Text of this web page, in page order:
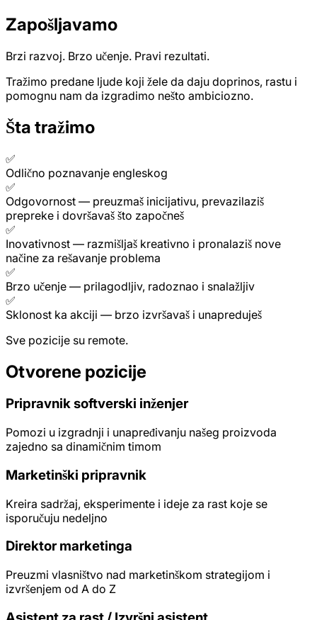
Zapošljavamo
Brzi razvoj. Brzo učenje. Pravi rezultati.
Tražimo predane ljude koji žele da daju doprinos, rastu i
pomognu nam da izgradimo nešto ambiciozno.
Šta tražimo
✅
Odlično poznavanje engleskog
✅
Odgovornost — preuzmaš inicijativu, prevazilaziš
prepreke i dovršavaš što započneš
✅
Inovativnost — razmišljaš kreativno i pronalaziš nove
načine za rešavanje problema
✅
Brzo učenje — prilagodljiv, radoznao i snalažljiv
✅
Sklonost ka akciji — brzo izvršavaš i unapreduješ
Sve pozicije su remote.
Otvorene pozicije
Pripravnik softverski inženjer
Pomozi u izgradnji i unapređivanju našeg proizvoda
zajedno sa dinamičnim timom
Marketinški pripravnik
Kreira sadržaj, eksperimente i ideje za rast koje se
isporučuju nedeljno
Direktor marketinga
Preuzmi vlasništvo nad marketinškom strategijom i
izvršenjem od A do Z